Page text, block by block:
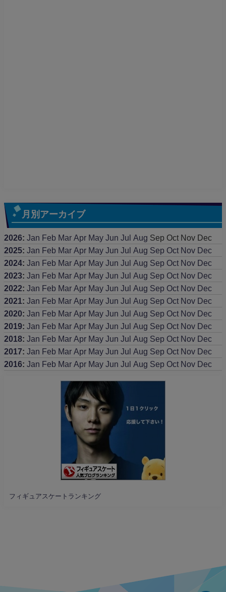
月別アーカイブ
2026: Jan Feb Mar Apr May Jun Jul Aug Sep Oct Nov Dec
2025: Jan Feb Mar Apr May Jun Jul Aug Sep Oct Nov Dec
2024: Jan Feb Mar Apr May Jun Jul Aug Sep Oct Nov Dec
2023: Jan Feb Mar Apr May Jun Jul Aug Sep Oct Nov Dec
2022: Jan Feb Mar Apr May Jun Jul Aug Sep Oct Nov Dec
2021 : Jan Feb Mar Apr May Jun Jul Aug Sep Oct Nov Dec
2020: Jan Feb Mar Apr May Jun Jul Aug Sep Oct Nov Dec
2019: Jan Feb Mar Apr May Jun Jul Aug Sep Oct Nov Dec
2018: Jan Feb Mar Apr May Jun Jul Aug Sep Oct Nov Dec
2017: Jan Feb Mar Apr May Jun Jul Aug Sep Oct Nov Dec
2016: Jan Feb Mar Apr May Jun Jul Aug Sep Oct Nov Dec
フィギュアスケートランキング